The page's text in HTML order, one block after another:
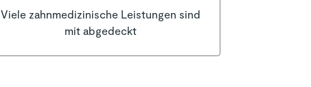
Viele zahnmedizinische Leistungen sind
mit abgedeckt